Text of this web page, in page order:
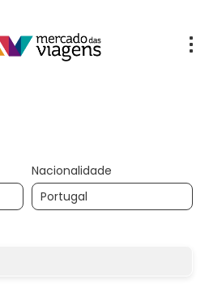
Nacionalidade